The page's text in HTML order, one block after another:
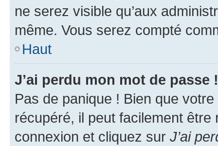
ne serez visible qu’aux
même. Vous serez compté
Haut
J’ai perdu mon mot de passe !
Pas de panique ! Bien que
récupéré, il peut facilement
connexion et cliquez sur J’ai